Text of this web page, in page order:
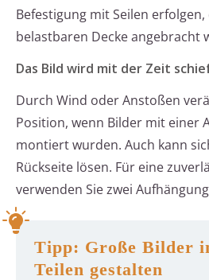
Befestigung mit Seilen
belastbaren Decke angebracht
Das Bild wird mit der Zeit
Durch Wind oder Anstoßen
Position, wenn Bilder mit einer
montiert wurden. Auch kann
Rückseite lösen. Für eine
verwenden Sie zwei
Tipp: Große Bilder
Teilen gestalten